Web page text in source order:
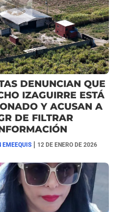
DENUNCIAN QUE
IZAGUIRRE ESTÁ
Y ACUSAN A
DE FILTRAR
EMEEQUIS 12 DE ENERO DE 2026